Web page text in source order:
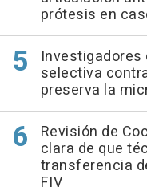
prótesis en
Investigadores
selectiva
preserva la
Revisión de
clara de que
transferencia
FIV